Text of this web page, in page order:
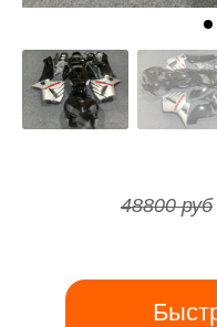
48800 руб